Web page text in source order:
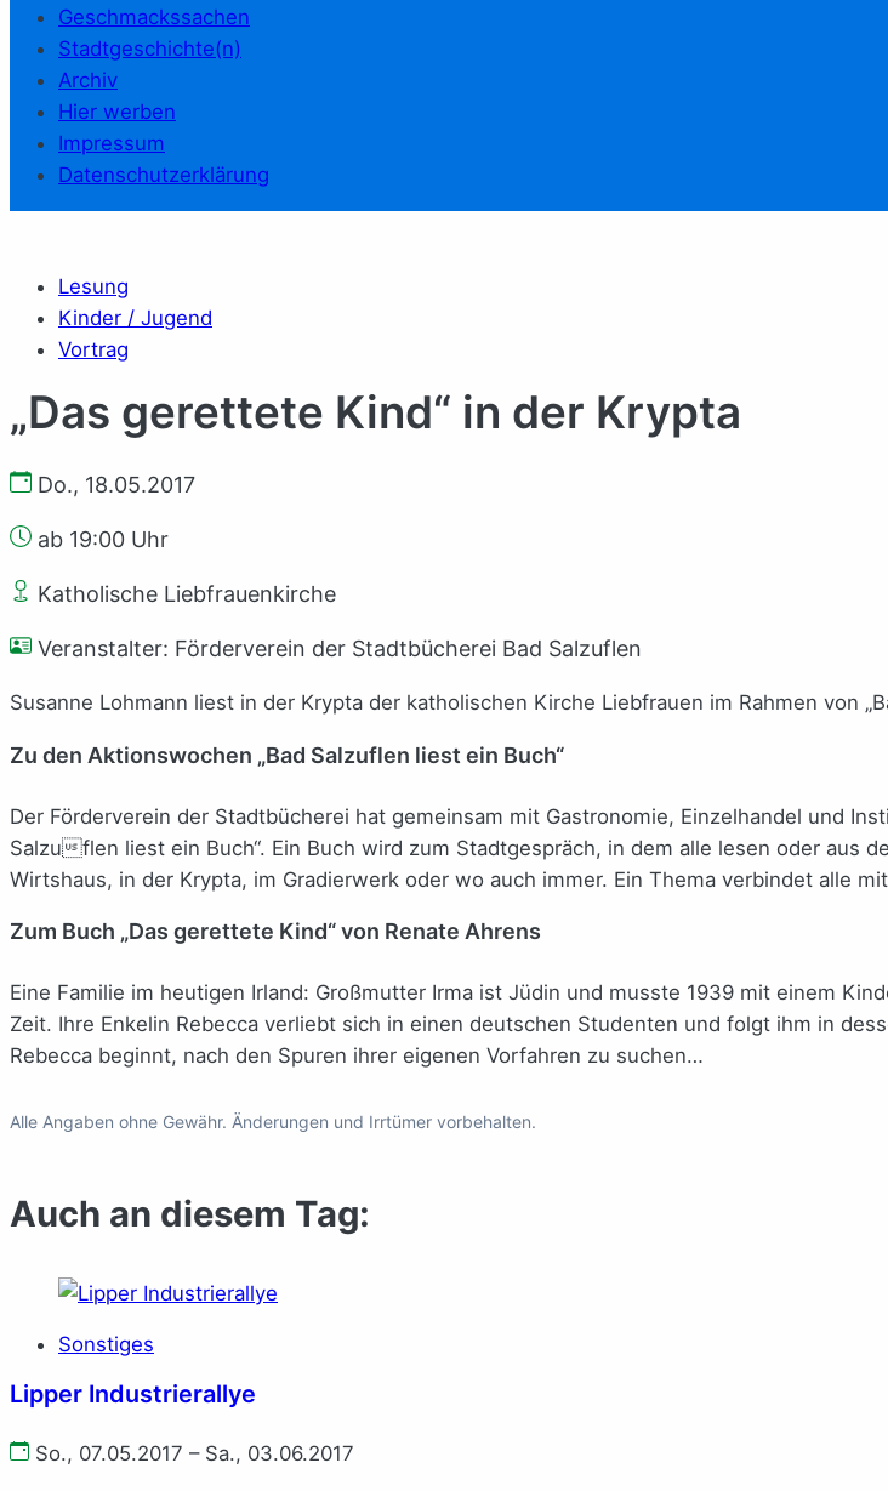
Geschmackssachen
Stadtgeschichte(n)
Archiv
Hier werben
Impressum
Datenschutzerklärung
Lesung
Kinder / Jugend
Vortrag
„Das gerettete Kind“ in der Krypta
Do., 18.05.2017
ab 19:00 Uhr
Katholische Liebfrauenkirche
Veranstalter: Förderverein der Stadtbücherei Bad Salzuflen
Susanne Lohmann liest in der Krypta der katholischen Kirche Liebfrauen im Rahmen von
Zu den Aktionswochen „Bad Salzuflen liest ein Buch“
Der Förderverein der Stadtbücherei hat gemeinsam mit Gastronomie, Einzelhandel und
Salzuflen liest ein Buch“. Ein Buch wird zum Stadtgespräch, in dem alle lesen oder aus
Wirtshaus, in der Krypta, im Gradierwerk oder wo auch immer. Ein Thema verbindet alle
Zum Buch „Das gerettete Kind“ von Renate Ahrens
Eine Familie im heutigen Irland: Großmutter Irma ist Jüdin und musste 1939 mit einem
Zeit. Ihre Enkelin Rebecca verliebt sich in einen deutschen Studenten und folgt ihm in
Rebecca beginnt, nach den Spuren ihrer eigenen Vorfahren zu suchen…
Alle Angaben ohne Gewähr. Änderungen und Irrtümer vorbehalten.
Auch an diesem Tag:
Sonstiges
Lipper Industrierallye
So., 07.05.2017 – Sa., 03.06.2017